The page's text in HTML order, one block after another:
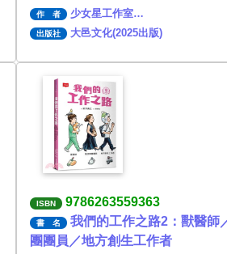
作 者 少女星工作室…
出版社 大邑文化(2025出版)
ISBN 9786263559363
書 名
我們的工作之路2：獸醫師
團團員／地方創生工作者